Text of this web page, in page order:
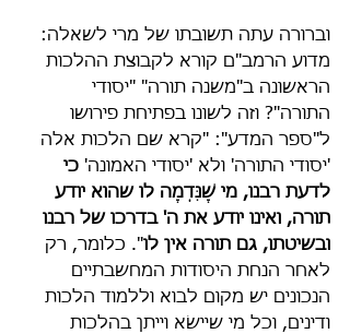
וברורה עתה תשובתו של מרי לשאלה:
מדוע הרמב"ם קורא לקבוצת ההלכות
הראשונה ב"משנה תורה" "יסודי
התורה"? וזה לשונו בפתיחת פירושו
ל"ספר המדע": "קרא שם הלכות אלה
'יסודי התורה' ולא 'יסודי האמונה' כי
לדעת רבנו, מי שֶׁנִּדְמֶה לו שהוא יודע
תורה, ואינו יודע את ה' בדרכו של רבנו
ובשיטתו, גם תורה אין לו". כלומר, רק
לאחר הנחת היסודות המחשבתיים
הנכונים יש מקום לבוא וללמוד הלכות
ודינים, וכל מי שיישׂא וייתן בהלכות